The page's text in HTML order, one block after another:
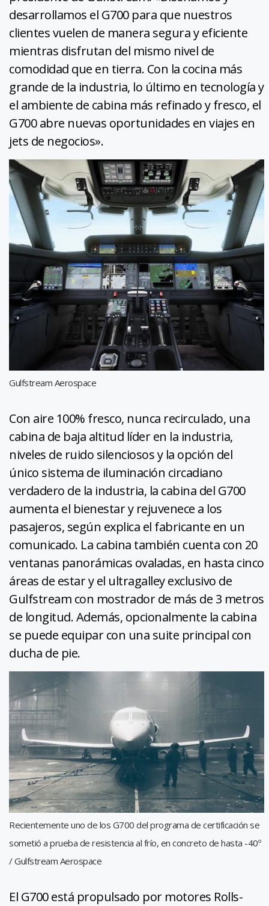
desarrollamos el G700 para que nuestros
clientes vuelen de manera segura y eficiente
mientras disfrutan del mismo nivel de
comodidad que en tierra. Con la cocina más
grande de la industria, lo último en tecnología y
el ambiente de cabina más refinado y fresco, el
G700 abre nuevas oportunidades en viajes en
jets de negocios».
Gulfstream Aerospace
Con aire 100% fresco, nunca recirculado, una
cabina de baja altitud líder en la industria,
niveles de ruido silenciosos y la opción del
único sistema de iluminación circadiano
verdadero de la industria, la cabina del G700
aumenta el bienestar y rejuvenece a los
pasajeros, según explica el fabricante en un
comunicado. La cabina también cuenta con 20
ventanas panorámicas ovaladas, en hasta cinco
áreas de estar y el ultragalley exclusivo de
Gulfstream con mostrador de más de 3 metros
de longitud. Además, opcionalmente la cabina
se puede equipar con una suite principal con
ducha de pie.
Recientemente uno de los G700 del programa de certificación se
sometió a prueba de resistencia al frío, en concreto de hasta -40º
/ Gulfstream Aerospace
El G700 está propulsado por motores Rolls-